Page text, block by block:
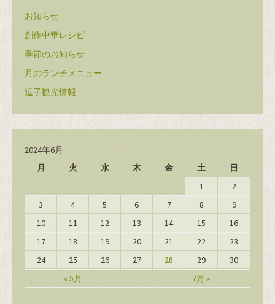
お知らせ
創作中華レシピ
季節のお知らせ
月のランチメニュー
逗子観光情報
2024年6月
月
火 水 木 金 土 日
« 5月 7月 »
1
2
3
4 5 6 7 8
9
10
11 12 13 14 15
16
17
18 19 20 21 22
23
24
25 26 27 28 29 30